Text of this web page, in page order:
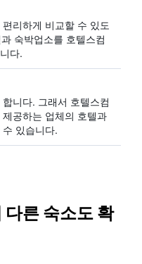
리하게 비교할 수 있도
숙박업소를 호텔스컴
다.
니다. ​그래서 호텔스컴
공하는 업체의 호텔과
있습니다.
다른 숙소도 확